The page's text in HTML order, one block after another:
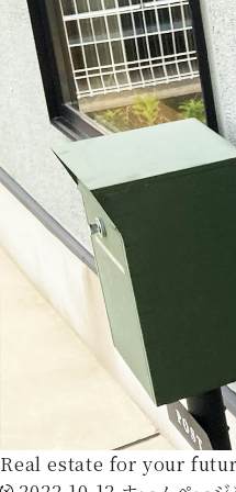
Real estate for your